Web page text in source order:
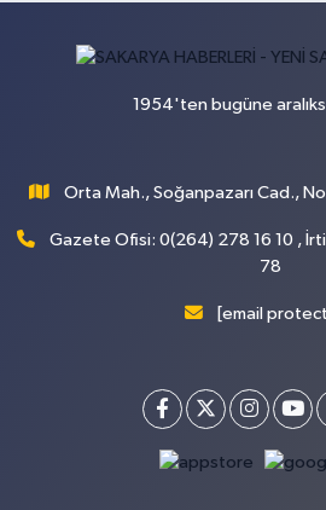
1954'ten bugüne
Orta Mah., Soğanpazarı Cad.,
Gazete Ofisi: 0(264) 278 16 10 ,
78
[email